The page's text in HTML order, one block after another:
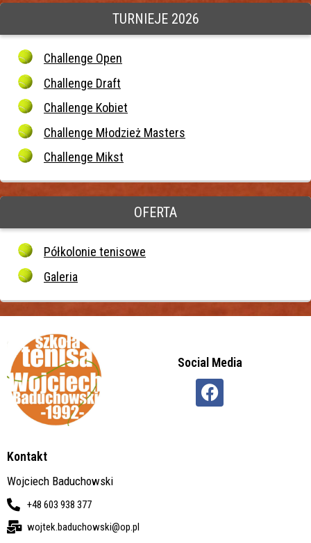
TURNIEJE 2026
Challenge Open
Challenge Draft
Challenge Kobiet
Challenge Młodzież Masters
Challenge Mikst
OFERTA
Półkolonie tenisowe
Galeria
Social Media
Kontakt
Wojciech Baduchowski
+48 603 938 377
wojtek.baduchowski@op.pl